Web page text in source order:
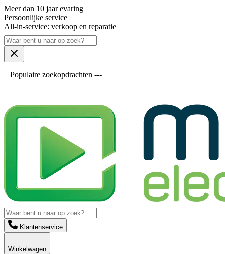
Meer dan 10 jaar evaring
Persoonlijke service
All-in-service: verkoop en reparatie
Populaire zoekopdrachten ---
Klantenservice
Winkelwagen